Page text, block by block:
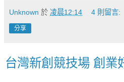
Unknown 於 凌晨12:14 4 則留言:
分享
台灣新創競技場 創業